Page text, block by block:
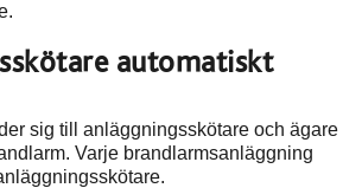
automatiskt
sig till anläggningsskötare och ägare
Varje brandlarmsanläggning